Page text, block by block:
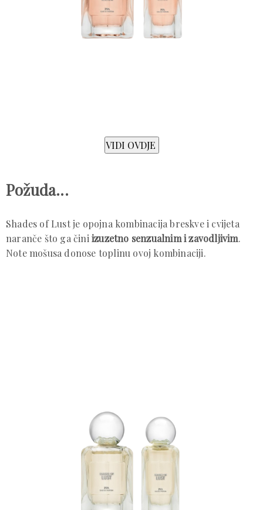
Požuda...
Shades of Lust je opojna kombinacija breskve i cvijeta
naranče što ga čini izuzetno senzualnim i zavodljivim.
Note mošusa donose toplinu ovoj kombinaciji.